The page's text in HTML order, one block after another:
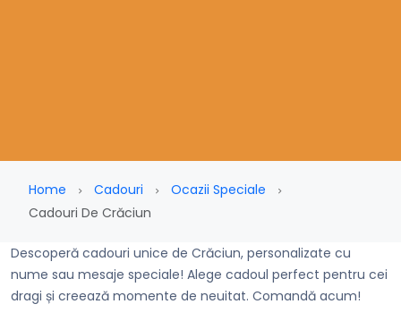
Home Cadouri
Ocazii Speciale
Cadouri De Crăciun
Descoperă cadouri unice de Crăciun, personalizate cu
nume sau mesaje speciale! Alege cadoul perfect pentru cei
dragi și creează momente de neuitat. Comandă acum!